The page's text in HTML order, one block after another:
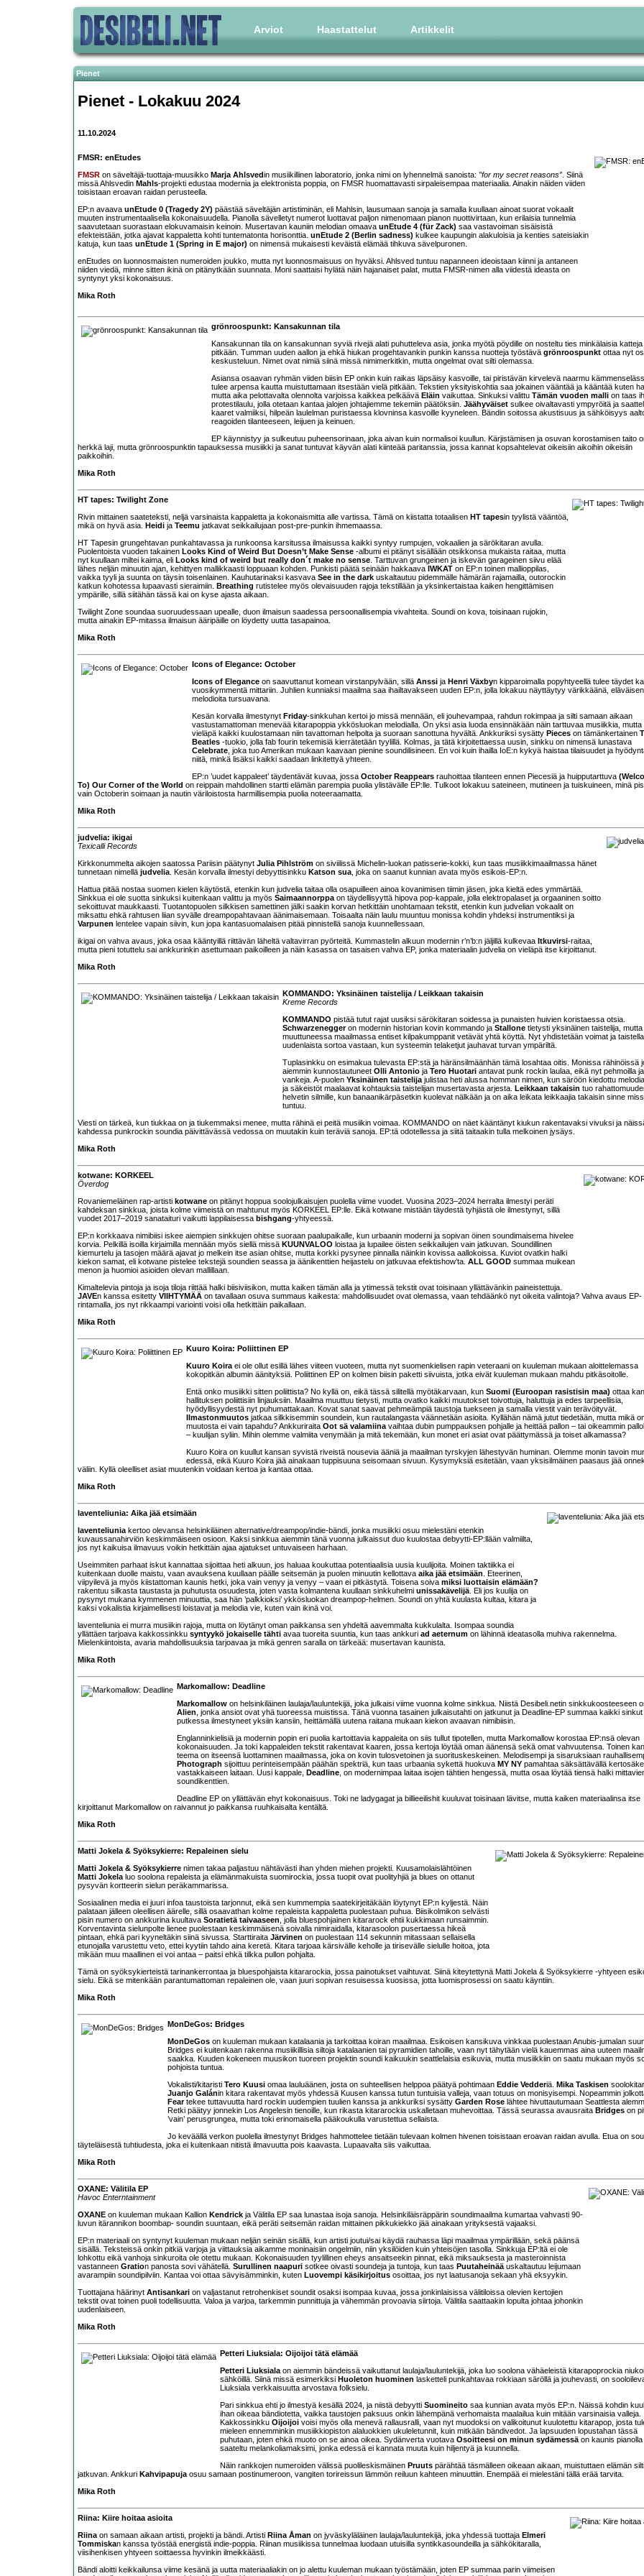
Arviot Haastattelut Artikkelit
Pienet
Pienet - Lokakuu 2024
11.10.2024
FMSR: enEtudes
FMSR on säveltäjä-tuottaja-muusikko Marja Ahlsvedin musiikillinen laboratorio, jonka nimi on lyhennelmä sanoista: ”for my secret reasons”. Siinä
missä Ahlsvedin Mahls-projekti edustaa modernia ja elektronista poppia, on FMSR huomattavasti sirpaleisempaa materiaalia. Ainakin näiden viiden
toisistaan eroavan raidan perusteella.
EP:n avaava unEtude 0 (Tragedy 2Y) päästää säveltäjän artistiminän, eli Mahlsin, lausumaan sanoja ja samalla kuullaan ainoat suorat vokaalit
muuten instrumentaalisella kokonaisuudella. Pianolla sävelletyt numerot luottavat paljon nimenomaan pianon nuottivirtaan, kun erilaisia tunnelmia
saavutetaan suorastaan elokuvamaisin keinoin. Musertavan kauniin melodian omaava unEtude 4 (für Zack) saa vastavoiman sisäisistä
efekteistään, jotka ajavat kappaletta kohti tuntematonta horisonttia. unEtude 2 (Berlin sadness) kulkee kaupungin alakuloisia ja kenties sateisiakin
katuja, kun taas unEtude 1 (Spring in E major) on nimensä mukaisesti keväistä elämää tihkuva sävelpuronen.
enEtudes on luonnosmaisten numeroiden joukko, mutta nyt luonnosmaisuus on hyväksi. Ahlsved tuntuu napanneen ideoistaan kiinni ja antaneen
niiden viedä, minne sitten ikinä on pitänytkään suunnata. Moni saattaisi hylätä näin hajanaiset palat, mutta FMSR-nimen alla viidestä ideasta on
syntynyt yksi kokonaisuus.
Mika Roth
grönroospunkt: Kansakunnan tila
Kansakunnan tila on kansakunnan syviä rivejä alati puhutteleva asia, jonka myötä pöydille on nosteltu ties minkälaisia katteja
pitkään. Tumman uuden aallon ja ehkä hiukan progehtavankin punkin kanssa nuotteja työstävä grönroospunkt ottaa nyt
keskusteluun. Nimet ovat nimiä siinä missä nimimerkitkin, mutta ongelmat ovat silti olemassa.
Asiansa osaavan ryhmän viiden biisin EP onkin kuin raikas läpsäisy kasvoille, tai piristävän kirvelevä naarmu
tulee arpensa kautta muistuttamaan itsestään vielä pitkään. Tekstien yksityiskohtia saa jokainen vääntää ja kääntää kuten
mutta aika pelottavalta olennolta varjoissa kaikkea pelkäävä Eläin vaikuttaa. Sinkuksi valittu Tämän vuoden malli on taas
protestilaulu, jolla otetaan kantaa jalojen johtajiemme tekemiin päätöksiin. Jäähyväiset sulkee oivaltavasti ympyröitä ja
kaaret valmiiksi, hilpeän laulelman puristaessa klovninsa kasvoille kyyneleen. Bändin soitossa akustisuus ja sähköisyys
reagoiden tilanteeseen, leijuen ja keinuen.
EP käynnistyy ja sulkeutuu puheensorinaan, joka aivan kuin normalisoi kuullun. Kärjistämisen ja osuvan korostamisen taito
herkkä laji, mutta grönroospunktin tapauksessa musiikki ja sanat tuntuvat käyvän alati kiinteää paritanssia, jossa kannat kopsahtelevat oikeisiin aikoihin oikeisiin
paikkoihin.
Mika Roth
HT tapes: Twilight Zone
Rivin mittainen saateteksti, neljä varsinaista kappaletta ja kokonaismitta alle vartissa. Tämä on kiistatta totaalisen HT tapesin tyylistä vääntöä,
mikä on hyvä asia. Heidi ja Teemu jatkavat seikkailujaan post-pre-punkin ihmemaassa.
HT Tapesin grungehtavan punkahtavassa ja runkoonsa karsitussa ilmaisussa kaikki syntyy rumpujen, vokaalien ja särökitaran avulla.
Puolentoista vuoden takainen Looks Kind of Weird But Doesn’t Make Sense -albumi ei pitänyt sisällään otsikkonsa mukaista raitaa, mutta
nyt kuullaan miltei kaima, eli Looks kind of weird but really don´t make no sense . Tarttuvan grungeinen ja iskevän garageinen siivu elää
lähes neljän minuutin ajan, kehittyen mallikkaasti loppuaan kohden. Punkisti päätä seinään hakkaava IWKAT on EP:n toinen mallioppilas,
vaikka tyyli ja suunta on täysin toisenlainen. Kauhutarinaksi kasvava See in the dark uskaltautuu pidemmälle hämärän rajamailla, outorockin
katkun kohotessa lupaavasti sieraimiin. Breathing rutistelee myös olevaisuuden rajoja tekstillään ja yksinkertaistaa kaiken hengittämisen
ympärille, sillä siitähän tässä kai on kyse ajasta aikaan.
Twilight Zone soundaa suoruudessaan upealle, duon ilmaisun saadessa persoonallisempia vivahteita. Soundi on kova, toisinaan rujokin,
mutta ainakin EP-mitassa ilmaisun ääripäille on löydetty uutta tasapainoa.
Mika Roth
Icons of Elegance: October
Icons of Elegance on saavuttanut komean virstanpylvään, sillä Anssi ja Henri Växbyn kipparoimalla popyhtyeellä tulee täydet
vuosikymmentä mittariin. Juhlien kunniaksi maailma saa ihailtavakseen uuden EP:n, jolla lokakuu näyttäytyy värikkäänä,
melodioita tursuavana.
Kesän korvalla ilmestynyt Friday-sinkkuhan kertoi jo missä mennään, eli jouhevampaa, rahdun rokimpaa ja silti samaan aikaan
vastustamattoman menevää kitarapoppia ykkösluokan melodialla. On yksi asia luoda ensinnäkään näin tarttuvaa musiikkia, mutta
vieläpä kaikki kuulostamaan niin tavattoman helpolta ja suoraan sanottuna hyvältä. Ankkuriksi sysätty Pieces on tämänkertainen
Beatles -tuokio, jolla fab fourin tekemisiä kierrätetään tyylillä. Kolmas, ja tätä kirjoitettaessa uusin, sinkku on nimensä lunastava
Celebrate , joka tuo Amerikan mukaan kaavaan pienine soundilisineen. En voi kuin ihailla IoE:n kykyä haistaa tilaisuudet ja
niitä, minkä lisäksi kaikki saadaan linkitettyä yhteen.
EP:n ’uudet kappaleet’ täydentävät kuvaa, jossa October Reappears rauhoittaa tilanteen ennen Piecesiä ja huipputarttuva
To) Our Corner of the World on reippain mahdollinen startti elämän parempia puolia ylistävälle EP:lle. Tulkoot lokakuu sateineen, mutineen ja tuiskuineen, minä
vain Octoberin soimaan ja nautin väriloistosta harmillisempia puolia noteeraamatta.
Mika Roth
judvelia: ikigai
Texicalli Records
Kirkkonummelta aikojen saatossa Pariisin päätynyt Julia Pihlström on siviilissä Michelin-luokan patisserie-kokki, kun taas musiikkimaailmassa hänet
tunnetaan nimellä judvelia . Kesän korvalla ilmestyi debyyttisinkku Katson sua , joka on saanut kunnian avata myös esikois-EP:n.
Hattua pitää nostaa suomen kielen käytöstä, etenkin kun judvelia taitaa olla osapuilleen ainoa kovanimisen tiimin jäsen, joka kieltä edes ymmärtää.
Sinkkua ei ole suotta sinkuksi kuitenkaan valittu ja myös Saimaannorppa on täydellisyyttä hipova pop-kappale, jolla elektropalaset ja orgaaninen soitto
sekoittuvat maukkaasti. Tuotantopuolen silkkisen samettinen jälki saakin korvan hetkittäin unohtamaan tekstit, etenkin kun judvelian vokaalit on
miksattu ehkä rahtusen liian syvälle dreampopahtavaan äänimaisemaan. Toisaalta näin laulu muuntuu monissa kohdin yhdeksi instrumentiksi ja
Varpunen lentelee vapain siivin, kun jopa kantasuomalaisen pitää pinnistellä sanoja kuunnellessaan.
ikigai on vahva avaus, joka osaa kääntyillä riittävän läheltä valtavirran pyörteitä. Kummastelin alkuun modernin r’n’b:n jäljillä kulkevaa Itkuvirsi-raitaa,
mutta pieni totuttelu sai ankkurinkin asettumaan paikoilleen ja näin kasassa on tasaisen vahva EP, jonka materiaalin judvelia on vieläpä itse kirjoittanut.
Mika Roth
KOMMANDO: Yksinäinen taistelija / Leikkaan takaisin
Kreme Records
KOMMANDO pistää tutut rajat uusiksi särökitaran soidessa ja punaisten huivien koristaessa otsia.
Schwarzeneggeron modernin historian kovin kommando ja Stallone tietysti yksinäinen taistelija, mutta
muuttuneessa maailmassa entiset kilpakumppanit vetävät yhtä köyttä. Nyt yhdistetään voimat ja
uudenlaista sortoa vastaan, kun systeemin telaketjut jauhavat turvan ympäriltä.
Tuplasinkku on esimakua tulevasta EP:stä ja häränsilmäänhän tämä losahtaa oitis. Monissa rähinöissä
aiemmin kunnostautuneet Olli Antonio ja Tero Huotari antavat punk rockin laulaa, eikä nyt pehmoilla
vankeja. A-puolen Yksinäinen taistelija julistaa heti alussa homman nimen, kun säröön kiedottu
ja säkeistöt maalaavat kohtauksia taistelijan musertavasta arjesta. Leikkaan takaisin tuo
helvetin silmille, kun banaanikärpäsetkin kuolevat nälkään ja on aika leikata leikkaajia takaisin sinne
tuntuu.
Viesti on tärkeä, kun tiukkaa on ja tiukemmaksi menee, mutta rähinä ei peitä musiikin voimaa. KOMMANDO on näet kääntänyt kiukun rakentavaksi vivuksi ja
kahdessa punkrockin soundia päivittävässä vedossa on muutakin kuin teräviä sanoja. EP:tä odotellessa ja siitä taitaakin tulla melkoinen jysäys.
Mika Roth
kotwane: KORKEEL
Överdog
Rovaniemeläinen rap-artisti kotwane on pitänyt hoppua soolojulkaisujen puolella viime vuodet. Vuosina 2023–2024 herralta ilmestyi peräti
kahdeksan sinkkua, joista kolme viimeistä on mahtunut myös KORKEEL EP:lle. Eikä kotwane mistään täydestä tyhjästä ole ilmestynyt, sillä
vuodet 2017–2019 sanataituri vaikutti lappilaisessa bishgang-yhtyeessä.
EP:n korkkaava nimibiisi iskee aiempien sinkkujen ohitse suoraan paalupaikalle, kun urbaanin moderni ja sopivan öinen soundimaisema hivelee
korvia. Pelkillä isoilla kirjaimilla mennään myös siellä missä KUUNVALOO loistaa ja lupailee öisten seikkailujen vain jatkuvan. Soundillinen
kiemurtelu ja tasojen määrä ajavat jo melkein itse asian ohitse, mutta korkki pysynee pinnalla näinkin kovissa aallokoissa. Kuviot ovatkin halki
kiekon samat, eli kotwane pistelee tekstejä soundien seassa ja äänikenttien heijastelu on jatkuvaa efektishow’ta. ALL GOOD summaa muikean
menon ja huomioi asioiden olevan mallillaan.
Kimaltelevia pintoja ja isoja tiloja riittää halki biisiviisikon, mutta kaiken tämän alla ja ytimessä tekstit ovat toisinaan yllättävänkin paineistettuja.
JAVEn kanssa esitetty VIIHTYMÄÄ on tavallaan osuva summaus kaikesta: mahdollisuudet ovat olemassa, vaan tehdäänkö nyt oikeita valintoja? Vahva avaus EP-
rintamalla, jos nyt rikkaampi variointi voisi olla hetkittäin paikallaan.
Mika Roth
Kuuro Koira: Poliittinen EP
Kuuro Koira ei ole ollut esillä lähes viiteen vuoteen, mutta nyt suomenkielisen rapin veteraani on kuuleman mukaan aloittelemassa
kokopitkän albumin äänityksiä. Poliittinen EP on kolmen biisin paketti siivuista, jotka eivät kuuleman mukaan mahdu pitkäsoitolle.
Entä onko musiikki sitten poliittista? No kyllä on, eikä tässä silitellä myötäkarvaan, kun Suomi (Euroopan rasistisin maa) ottaa
hallituksen poliittisiin linjauksiin. Maailma muuttuu tietysti, mutta ovatko kaikki muutokset toivottuja, haluttuja ja edes tarpeellisia,
hyödyllisyydestä nyt puhumattakaan. Kovat sanat saavat pehmeämpiä taustoja tuekseen ja samalla viestit vain terävöityvät.
Ilmastonmuutos jatkaa silkkisemmin soundein, kun rautalangasta väännetään asioita. Kyllähän nämä jutut tiedetään, mutta mikä
muutosta ei vain tapahdu? Ankkuriraita Oot sä valamiina vaihtaa dubin pumppauksen pohjalle ja heittää pallon – tai oikeammin
– kuulijan syliin. Mihin olemme valmiita venymään ja mitä tekemään, kun monet eri asiat ovat päättymässä ja toiset alkamassa?
Kuuro Koira on kuullut kansan syvistä riveistä nousevia ääniä ja maailman tyrskyjen lähestyvän huminan. Olemme monin tavoin
edessä, eikä Kuuro Koira jää ainakaan tuppisuuna seisomaan sivuun. Kysymyksiä esitetään, vaan yksisilmäinen paasaus jää
väliin. Kyllä oleelliset asiat muutenkin voidaan kertoa ja kantaa ottaa.
Mika Roth
laventeliunia: Aika jää etsimään
laventeliunia kertoo olevansa helsinkiläinen alternative/dreampop/indie-bändi, jonka musiikki osuu mielestäni etenkin
kuvaussanahirviön keskimmäiseen osioon. Kaksi sinkkua aiemmin tänä vuonna julkaissut duo kuulostaa debyytti-EP:llään valmiilta,
jos nyt kaikuisa ilmavuus voikin hetkittäin ajaa ajatukset untuvaiseen harhaan.
Useimmiten parhaat iskut kannattaa sijoittaa heti alkuun, jos haluaa koukuttaa potentiaalisia uusia kuulijoita. Moinen taktiikka ei
kuitenkaan duolle maistu, vaan avauksena kuullaan päälle seitsemän ja puolen minuutin kellottava aika jää etsimään . Eteerinen,
viipyilevä ja myös kiistattoman kaunis hetki, joka vain venyy ja venyy – vaan ei pitkästytä. Toisena soiva miksi luottaisin elämään?
rakentuu silkasta taustasta ja puhutusta osuudesta, joten vasta kolmantena kuullaan sinkkuhelmi unissakävelijä . Eli jos kuulija on
pysynyt mukana kymmenen minuuttia, saa hän ’palkkioksi’ ykkösluokan dreampop-helmen. Soundi on yhtä kuulasta kultaa, kitara ja
kaksi vokalistia kirjaimellisesti loistavat ja melodia vie, kuten vain ikinä voi.
laventeliunia ei murra musiikin rajoja, mutta on löytänyt oman paikkansa sen yhdeltä aavemmalta kukkulalta. Isompaa soundia
yllättäen tarjoava kakkossinkku syntyykö jokaiselle tähti avaa tuoreita suuntia, kun taas ankkuri ad aeternum on lähinnä ideatasolla muhiva rakennelma.
Mielenkiintoista, avaria mahdollisuuksia tarjoavaa ja mikä genren saralla on tärkeää: musertavan kaunista.
Mika Roth
Markomallow: Deadline
Markomallow on helsinkiläinen laulaja/lauluntekijä, joka julkaisi viime vuonna kolme sinkkua. Niistä Desibeli.netin sinkkukoosteeseen
Alien , jonka ansiot ovat yhä tuoreessa muistissa. Tänä vuonna tasainen julkaisutahti on jatkunut ja Deadline-EP summaa kaikki sinkut
putkessa ilmestyneet yksiin kansiin, heittämällä uutena raitana mukaan kiekon avaavan nimibiisin.
Englanninkielisiä ja modernin popin eri puolia kartoittavia kappaleita on siis tullut tipotellen, mutta Markomallow korostaa EP:nsä olevan
kokonaisuuden. Ja toki kappaleiden tekstit rakentavat kaaren, jossa kertoja löytää oman äänensä sekä omat vahvuutensa. Toinen
teema on itseensä luottaminen maailmassa, joka on kovin tulosvetoinen ja suorituskeskeinen. Melodisempi ja sisaruksiaan
Photograph sijoittuu perinteisempään päähän spektriä, kun taas urbaania sykettä huokuva MY NY pamahtaa säksättävällä
vastakkaiseen laitaan. Uusi kappale, Deadline , on modernimpaa laitaa isojen tähtien hengessä, mutta osaa löytää tiensä halki
soundikenttien.
Deadline EP on yllättävän ehyt kokonaisuus. Toki ne ladygagat ja billieeilishit kuuluvat toisinaan lävitse, mutta kaiken materiaalinsa itse
kirjoittanut Markomallow on raivannut jo paikkansa ruuhkaisalta kentältä.
Mika Roth
Matti Jokela & Syöksykierre: Repaleinen sielu
Matti Jokela & Syöksykierre nimen takaa paljastuu nähtävästi ihan yhden miehen projekti. Kuusamolaislähtöinen
Matti Jokela luo soolona repaleista ja elämänmakuista suomirockia, jossa tuopit ovat puolityhjiä ja blues on ottanut
pysyvän kortteerin sielun peräkammarissa.
Sosiaalinen media ei juuri infoa taustoista tarjonnut, eikä sen kummempia saatekirjeitäkään löytynyt EP:n kyljestä. Näin
palataan jälleen oleellisen äärelle, sillä osaavathan kolme repaleista kappaletta puolestaan puhua. Biisikolmikon selvästi
pisin numero on ankkurina kuultava Soratietä taivaaseen , jolla bluespohjainen kitararock ehtii kukkimaan runsaimmin.
Korventavinta sielunpolte lienee puolestaan keskimmäisenä soivalla nimiraidalla, kitarasoolon pusertaessa hikeä
pintaan, ehkä pari kyyneltäkin siinä sivussa. Starttiraita Järvinen on puolestaan 114 sekunnin mitassaan sellaisella
etunojalla varustettu veto, ettei kyytiin tahdo aina keretä. Kitara tarjoaa kärsivälle keholle ja tirisevälle sielulle hoitoa, jota
mikään muu maallinen ei voi antaa – paitsi ehkä tilkka pullon pohjalta.
Tämä on syöksykierteistä tarinankerrontaa ja bluespohjaista kitararockia, jossa painotukset vaihtuvat. Siinä kiteytettynä Matti Jokela & Syöksykierre -yhtyeen
sielu. Eikä se mitenkään parantumattoman repaleinen ole, vaan juuri sopivan resuisessa kuosissa, jotta luomisprosessi on saatu käyntiin.
Mika Roth
MonDeGos: Bridges
MonDeGos on kuuleman mukaan katalaania ja tarkoittaa koiran maailmaa. Esikoisen kansikuva vinkkaa puolestaan Anubis-jumalan
Bridges ei kuitenkaan rakenna musiikillisia siltoja katalaanien tai pyramidien tahoille, vaan nyt tähytään vielä kauemmas aina uuteen
saakka. Kuuden kokeneen muusikon tuoreen projektin soundi kaikuukin seattlelaisia esikuvia, mutta musiikkiin on saatu mukaan myös
pohjoista tuntua.
Vokalisti/kitaristi Tero Kuusi omaa lauluäänen, josta on suhteellisen helppoa päätyä pohtimaan Eddie Vedderiä. Mika Taskisen
Juanjo Galánin kitara rakentavat myös yhdessä Kuusen kanssa tutun tuntuisia valleja, vaan totuus on monisyisempi. Nopeammin
Feartekee tuttavuutta hard rockin uudempien tuulien kanssa ja ankkuriksi sysätty Garden Rose lähtee hivuttautumaan Seattlesta
Retki päätyy jonnekin Los Angelesin tienoille, kun rikasta kitararockia uskalletaan muhevoittaa. Tässä seurassa avausraita Bridges on
’vain’ perusgrungea, mutta toki erinomaisella pääkoukulla varustettua sellaista.
Jo keväällä verkon puolella ilmestynyt Bridges hahmottelee tietään tulevaan kolmen hivenen toisistaan eroavan raidan avulla. Etua on
täyteläisestä tuhtiudesta, joka ei kuitenkaan nitistä ilmavuutta pois kaavasta. Lupaavalta siis vaikuttaa.
Mika Roth
OXANE: Välitila EP
Havoc Enterntainment
OXANE on kuuleman mukaan Kallion Kendrick ja Välitila EP saa lunastaa isoja sanoja. Helsinkiläisräppärin soundimaailma kumartaa vahvasti 90-
luvun itärannikon boombap- soundin suuntaan, eikä peräti seitsemän raidan mittainen pikkukiekko jää ainakaan yrityksestä vajaaksi.
EP:n materiaali on syntynyt kuuleman mukaan neljän seinän sisällä, kun artisti joutui/sai käydä rauhassa läpi maailmaa ympärillään, sekä päänsä
sisällä. Teksteissä onkin pitkiä varjoja ja viittauksia aikamme moninaisiin ongelmiin, niin yksilöiden kuin yhteisöjen tasolla. Sinkkuja EP:ltä ei ole
lohkottu eikä vanhoja sinkuroita ole otettu mukaan. Kokonaisuuden tyylillinen eheys ansaitseekin pinnat, eikä miksauksesta ja masteroinnista
vastanneen Gration panosta sovi vähätellä. Surullinen naapuri sotkee oivasti soundeja ja tuntoja, kun taas Puutaheinää uskaltautuu leijumaan
avarampiin soundipilviin. Kantaa voi ottaa sävyisämminkin, kuten Luovempi käsikirjoitus osoittaa, jos nyt laatusanoja sekaan yhä eksyykin.
Tuottajana häärinyt Antisankari on valjastanut retrohenkiset soundit osaksi isompaa kuvaa, jossa jonkinlaisissa välitiloissa olevien kertojien
tekstit ovat toinen puoli todellisuutta. Valoa ja varjoa, tarkemmin punnittuja ja vähemmän provoavia siirtoja. Välitila saattaakin lopulta johtaa johonkin
uudenlaiseen.
Mika Roth
Petteri Liuksiala: Oijoijoi tätä elämää
Petteri Liuksiala on aiemmin bändeissä vaikuttanut laulaja/lauluntekijä, joka luo soolona vähäeleistä kitarapoprockia
sähköillä. Siinä missä esimerkiksi Huoleton huominen lasketteli punkahtavaa rokkiaan säröllä ja jouhevasti, on
Liuksiala verkkaisuutta arvostava folksielu.
Pari sinkkua ehti jo ilmestyä kesällä 2024, ja niistä debyytti Suomineito saa kunnian avata myös EP:n. Näissä kohdin
ihan oikeaa bändiotetta, vaikka taustojen paksuus onkin lähempänä verhomaista maalailua kuin mitään varsinaisia valleja.
Kakkossinkku Oijoijoi voisi myös olla menevä rallausralli, vaan nyt muodoksi on valikoitunut kuulotettu kitarapop, josta
mieleen ennemminkin musiikkiopiston alaluokkien ukuleletunnit, kuin mitkään bändivedot. Ja lapsuuden lopustahan tässä
puhutaan, joten ehkä muoto on se ainoa oikea. Sydänverta vuotava Osoitteesi on minun sydämessä on kaunis pianolla
saateltu melankoliamaksimi, jonka edessä ei kannata muuta kuin hiljentyä ja kuunnella.
Näin rankkojen numeroiden välissä puolileskismäinen Pruuts pärähtää täsmälleen oikeaan aikaan, muistuttaen elämän silti
jatkuvan. Ankkuri Kahvipapuja osuu samaan postinumeroon, vangiten torireissun lämmön reiluun kahteen minuuttiin. Enempää ei mielestäni tällä erää tarvita.
Mika Roth
Riina: Kiire hoitaa asioita
Riina on samaan aikaan artisti, projekti ja bändi. Artisti Riina Åman on jyväskyläläinen laulaja/lauluntekijä, joka yhdessä tuottaja Elmeri
Tommiskan kanssa työstää energistä indie-poppia. Riinan musiikissa tunnelmaa luodaan utuisilla syntikkasoundeilla ja sähkökitaralla,
viisihenkisen yhtyeen soittaessa hyvinkin ilmeikkäästi.
Bändi aloitti keikkailunsa viime kesänä ja uutta materiaaliakin on jo alettu kuuleman mukaan työstämään, joten EP summaa parin viimeisen